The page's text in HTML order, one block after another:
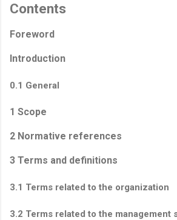
Contents
Foreword
Introduction
0.1 General
1 Scope
2 Normative references
3 Terms and definitions
3.1 Terms related to the organization
3.2 Terms related to the management